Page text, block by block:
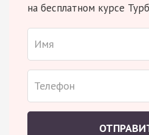
на бесплатном курсе